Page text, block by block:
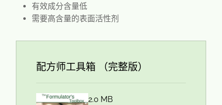
有效成分含量低
需要高含量的表面活性剂
配方师工具箱 （完整版）
2.0 MB